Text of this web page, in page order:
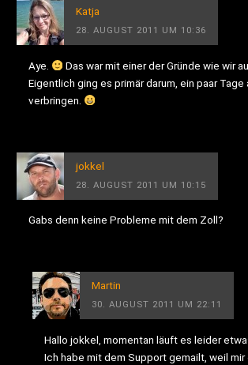
Katja
28. AUGUST 2011 UM 10:36
Aye.
Das war mit einer der Gründe wie wir
Eigentlich ging es primär darum, ein paar Tage
verbringen.
jokkel
28. AUGUST 2011 UM 10:15
Gabs denn keine Probleme mit dem Zoll?
Martin
30. AUGUST 2011 UM 22:11
Hallo jokkel, momentan läuft es leider
Ich habe mit dem Support gemailt, weil mir